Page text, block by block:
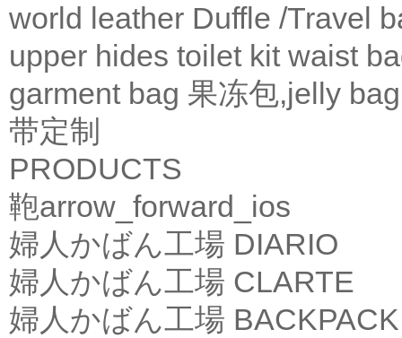
world leather Duffle /Travel
upper hides toilet kit waist
garment bag 果冻包,jelly bag
带定制
PRODUCTS
鞄arrow_forward_ios
婦人かばん工場 DIARIO
婦人かばん工場 CLARTE
婦人かばん工場 BACKPACK